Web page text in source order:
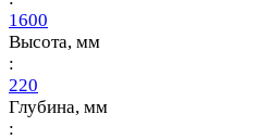
1600
Высота, мм
:
220
Глубина, мм
: